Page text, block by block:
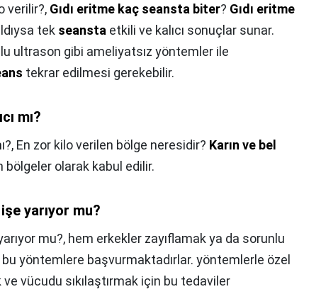
verilir?, Gıdı eritme kaç seansta biter? Gıdı eritme
tek seansta etkili ve kalıcı sonuçlar sunar.
ultrason gibi ameliyatsız yöntemler ile
tekrar edilmesi gerekebilir.
mı?
En zor kilo verilen bölge neresidir? Karın ve bel
bölgeler olarak kabul edilir.
yarıyor mu?
mu?, hem erkekler zayıflamak ya da sorunlu
yöntemlere başvurmaktadırlar. yöntemlerle özel
vücudu sıkılaştırmak için bu tedaviler